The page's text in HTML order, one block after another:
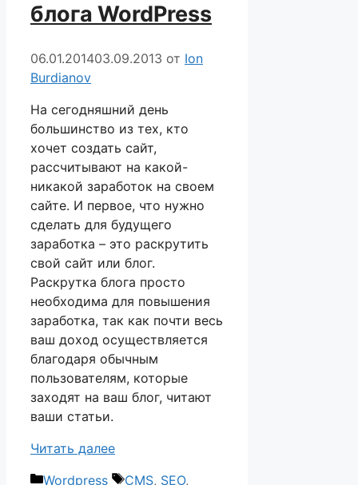
блога WordPress
06.01.201403.09.2013 от Ion
Burdianov
На сегодняшний день
большинство из тех, кто
хочет создать сайт,
рассчитывают на какой-
никакой заработок на своем
сайте. И первое, что нужно
сделать для будущего
заработка – это раскрутить
свой сайт или блог.
Раскрутка блога просто
необходима для повышения
заработка, так как почти весь
ваш доход осуществляется
благодаря обычным
пользователям, которые
заходят на ваш блог, читают
ваши статьи.
Читать далее
Рубрики
Wordpress Метки
CMS, SEO,